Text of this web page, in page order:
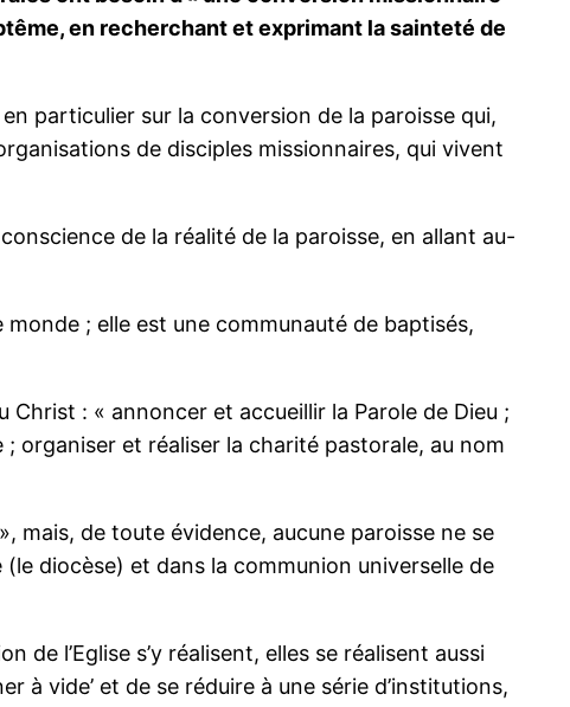
en recherchant et exprimant la sainteté de
particulier sur la conversion de la paroisse qui,
de disciples missionnaires, qui vivent
de la réalité de la paroisse, en allant au-
monde ; elle est une communauté de baptisés,
Christ : « annoncer et accueillir la Parole de Dieu ;
organiser et réaliser la charité pastorale, au nom
mais, de toute évidence, aucune paroisse ne se
diocèse) et dans la communion universelle de
de l’Eglise s’y réalisent, elles se réalisent aussi
à vide’ et de se réduire à une série d’institutions,